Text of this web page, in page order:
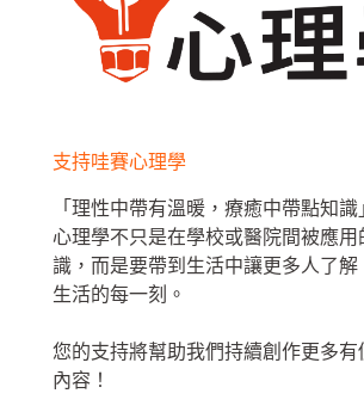
支持哇賽心理學
「理性中帶有溫暖，療癒中帶點知識
心理學不只是在學校或醫院間被應用
識，而是要帶到生活中讓更多人了解
生活的每一刻。
您的支持將幫助我們持續創作更多有
內容！